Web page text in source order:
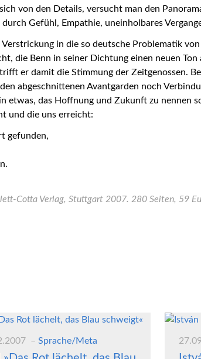
von den Details, versucht man den
Gefühl, Empathie, uneinholbares
in die so deutsche Problematik
die Benn in seiner Dichtung einen neuen Ton
er damit die Stimmung der Zeitgenossen.
abgeschnittenen Avantgarden noch
etwas, das Hoffnung und Zukunft zu nennen
und die uns erreicht:
gefunden,
Cotta Verlag, Stuttgart 2007. 280 Seiten, 59
Sprache/Meta